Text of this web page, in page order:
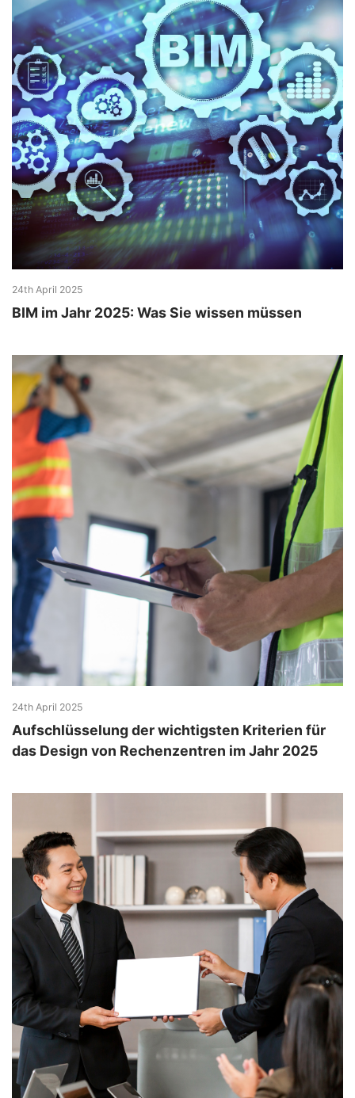
24th April 2025
​BIM im Jahr 2025: Was Sie wissen müssen
24th April 2025
Aufschlüsselung der wichtigsten Kriterien für
das Design von Rechenzentren im Jahr 2025